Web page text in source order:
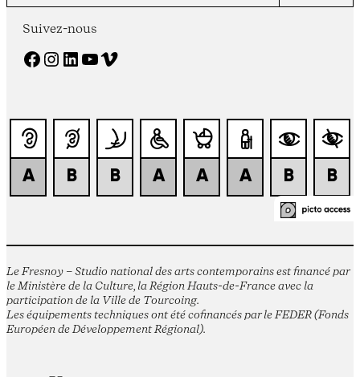
Suivez-nous
Facebook Instagram LinkedIn YouTube Vimeo
Le Fresnoy – Studio national des arts contemporains est financé par
le Ministère de la Culture, la Région Hauts-de-France avec la
participation de la Ville de Tourcoing.
Les équipements techniques ont été cofinancés par le FEDER (Fonds
Européen de Développement Régional).